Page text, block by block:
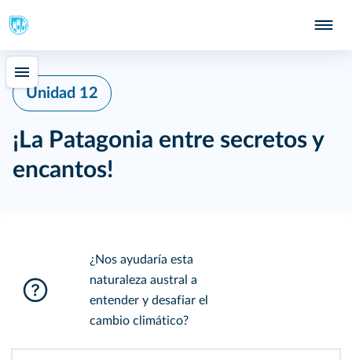
Unidad 12
¡La Patagonia entre secretos y
encantos!
¿Nos ayudaría esta
naturaleza austral a
entender y desafiar el
cambio climático?